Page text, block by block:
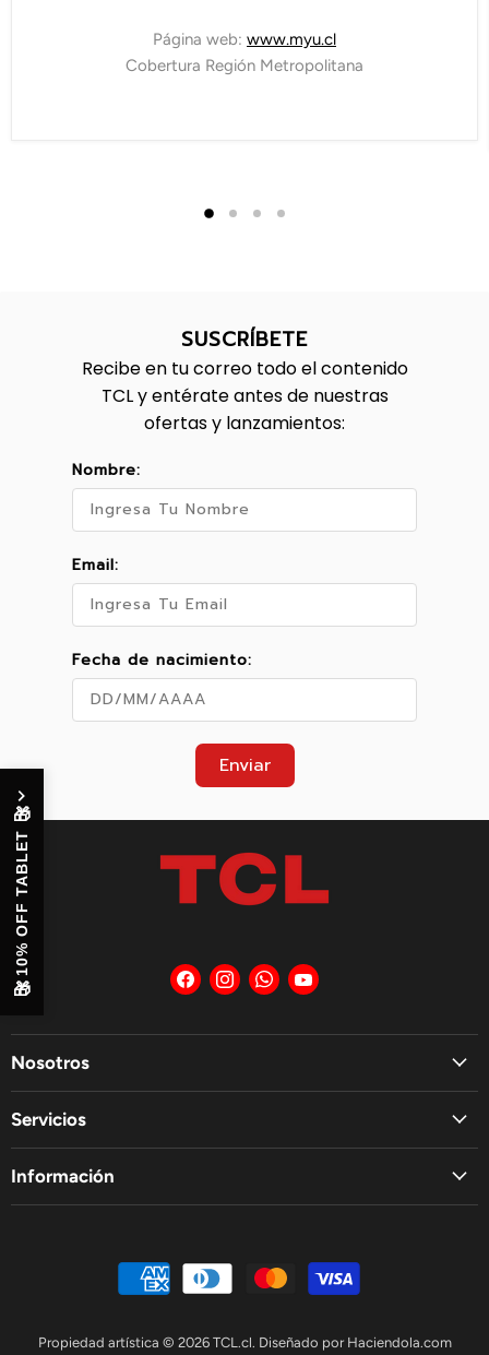
Página web: www.myu.cl
Cobertura Región Metropolitana
SUSCRÍBETE
Recibe en tu correo todo el contenido
TCL y entérate antes de nuestras
ofertas y lanzamientos:
Nombre:
Email:
Fecha de nacimiento:
Enviar
Encuéntrenos
en
Encuéntrenos
en
Encuéntrenos
en
Encuéntrenos
en
Nosotros
Servicios
Información
Propiedad artística © 2026 TCL.cl. Diseñado por Haciendola.com
🎁
10% OFF TABLET
🎁